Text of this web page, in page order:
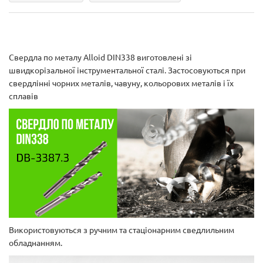
Свердла по металу Alloid DIN338 виготовлені зі
швидкорізальної інструментальної сталі. Застосовуються при
свердлінні чорних металів, чавуну, кольорових металів і їх
сплавів
Використовуються з ручним та стаціонарним сведлильним
обладнанням.